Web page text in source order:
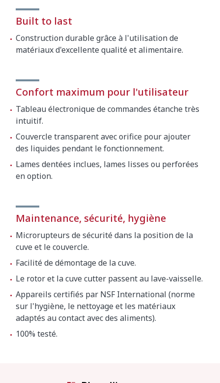
Built to last
Construction durable grâce à l'utilisation de
matériaux d'excellente qualité et alimentaire.
Confort maximum pour l'utilisateur
Tableau électronique de commandes étanche très
intuitif.
Couvercle transparent avec orifice pour ajouter
des liquides pendant le fonctionnement.
Lames dentées inclues, lames lisses ou perforées
en option.
Maintenance, sécurité, hygiène
Microrupteurs de sécurité dans la position de la
cuve et le couvercle.
Facilité de démontage de la cuve.
Le rotor et la cuve cutter passent au lave-vaisselle.
Appareils certifiés par NSF International (norme
sur l'hygiène, le nettoyage et les matériaux
adaptés au contact avec des aliments).
100% testé.